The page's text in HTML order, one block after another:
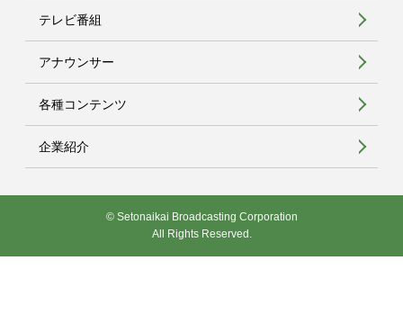
テレビ番組
アナウンサー
各種コンテンツ
企業紹介
© Setonaikai Broadcasting Corporation
All Rights Reserved.